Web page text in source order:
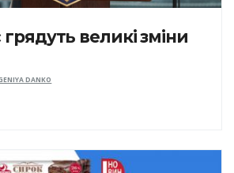
великі зміни
DANKO